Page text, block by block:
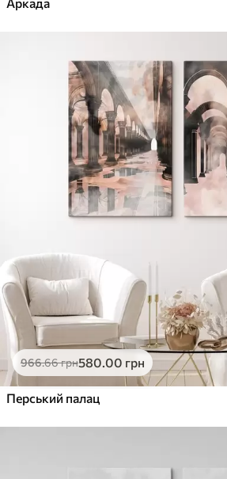
966.66грн580.00 грн
Перський палац